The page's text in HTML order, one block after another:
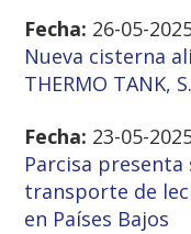
Fecha: 26-05-
Nueva cisterna
THERMO TANK,
Fecha: 23-05-
Parcisa
transporte de
en Países Bajos